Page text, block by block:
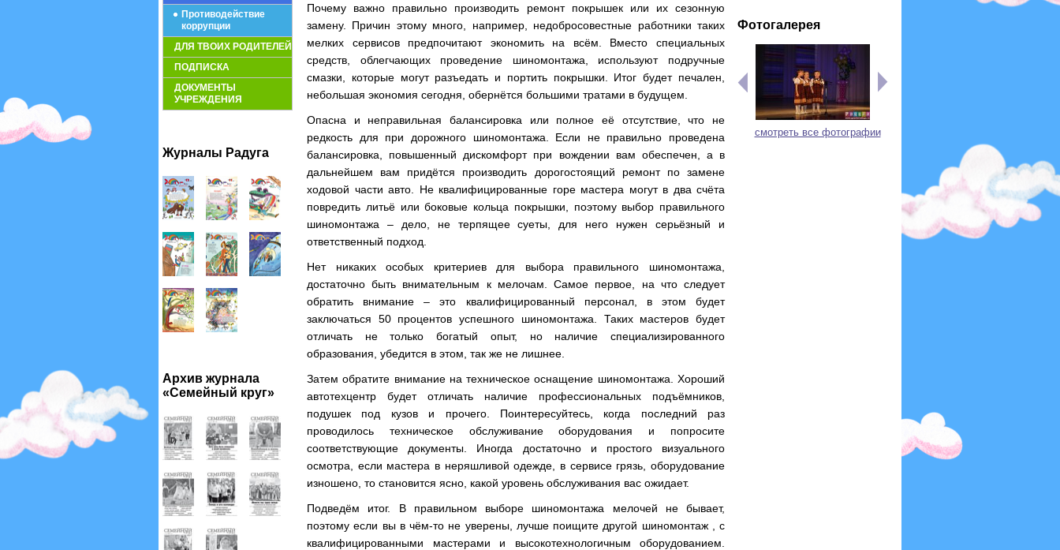
Противодействие
коррупции
ДЛЯ ТВОИХ РОДИТЕЛЕЙ
ПОДПИСКА
ДОКУМЕНТЫ
УЧРЕЖДЕНИЯ
Журналы Радуга
Архив журнала
«Семейный круг»
Почему важно правильно производить ремонт покрышек или их сезонную
замену. Причин этому много, например, недобросовестные работники таких
мелких сервисов предпочитают экономить на всём. Вместо специальных
средств, облегчающих проведение шиномонтажа, используют подручные
смазки, которые могут разъедать и портить покрышки. Итог будет печален,
небольшая экономия сегодня, обернётся большими тратами в будущем.
Опасна и неправильная балансировка или полное её отсутствие, что не
редкость для при дорожного шиномонтажа. Если не правильно проведена
балансировка, повышенный дискомфорт при вождении вам обеспечен, а в
дальнейшем вам придётся производить дорогостоящий ремонт по замене
ходовой части авто. Не квалифицированные горе мастера могут в два счёта
повредить литьё или боковые кольца покрышки, поэтому выбор правильного
шиномонтажа – дело, не терпящее суеты, для него нужен серьёзный и
ответственный подход.
Нет никаких особых критериев для выбора правильного шиномонтажа,
достаточно быть внимательным к мелочам. Самое первое, на что следует
обратить внимание – это квалифицированный персонал, в этом будет
заключаться 50 процентов успешного шиномонтажа. Таких мастеров будет
отличать не только богатый опыт, но наличие специализированного
образования, убедится в этом, так же не лишнее.
Затем обратите внимание на техническое оснащение шиномонтажа. Хороший
автотехцентр будет отличать наличие профессиональных подъёмников,
подушек под кузов и прочего. Поинтересуйтесь, когда последний раз
проводилось техническое обслуживание оборудования и попросите
соответствующие документы. Иногда достаточно и простого визуального
осмотра, если мастера в неряшливой одежде, в сервисе грязь, оборудование
изношено, то становится ясно, какой уровень обслуживания вас ожидает.
Подведём итог. В правильном выборе шиномонтажа мелочей не бывает,
поэтому если вы в чём-то не уверены, лучше поищите другой шиномонтаж , с
квалифицированными мастерами и высокотехнологичным оборудованием.
Фотогалерея
смотреть все фотографии